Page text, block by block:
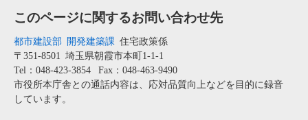
このページに関するお問い合わせ先
都市建設部 開発建築課 住宅政策係
〒351-8501 埼玉県朝霞市本町1-1-1
Tel：048-423-3854
Fax：048-463-9490
市役所本庁舎との通話内容は、応対品質向上などを目的に録音
しています。